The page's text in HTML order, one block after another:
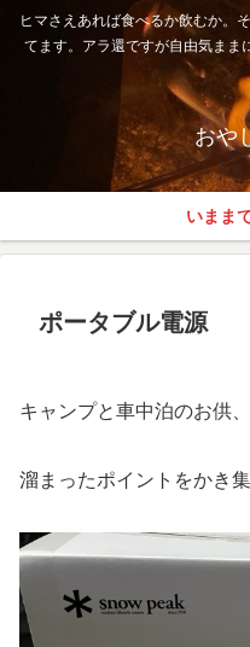
ヒマさえあれば食べるか飲むか。
てます。アラ還ですが自由気まま
おや
いまま
ポータブル電源
キャンプと車中泊のお供
溜まったポイントをかき